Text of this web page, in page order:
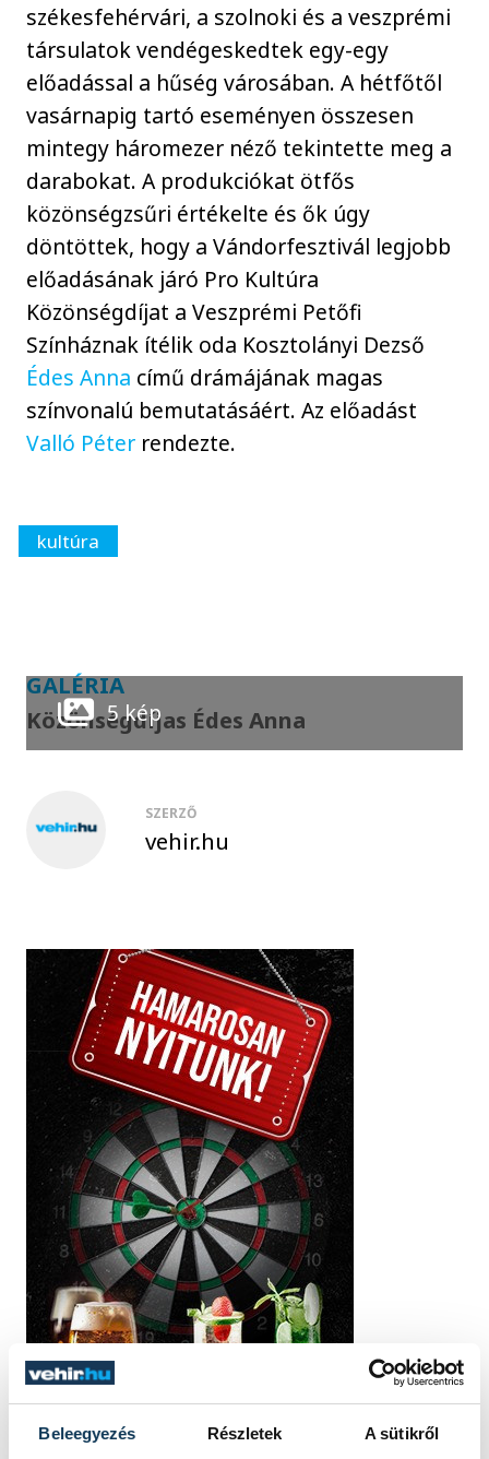
Beleegyezés Részletek A sütikről
székesfehérvári, a szolnoki és a veszprémi
társulatok vendégeskedtek egy-egy
előadással a hűség városában. A hétfőtől
vasárnapig tartó eseményen összesen
mintegy háromezer néző tekintette meg a
darabokat. A produkciókat ötfős
közönségzsűri értékelte és ők úgy
döntöttek, hogy a Vándorfesztivál legjobb
előadásának járó Pro Kultúra
Közönségdíjat a Veszprémi Petőfi
Színháznak ítélik oda Kosztolányi Dezső
Édes Anna című drámájának magas
színvonalú bemutatásáért. Az előadást
Valló Péter rendezte.
kultúra
GALÉRIA
Közönségdíjas Édes Anna
5 kép
SZERZŐ
vehir.hu